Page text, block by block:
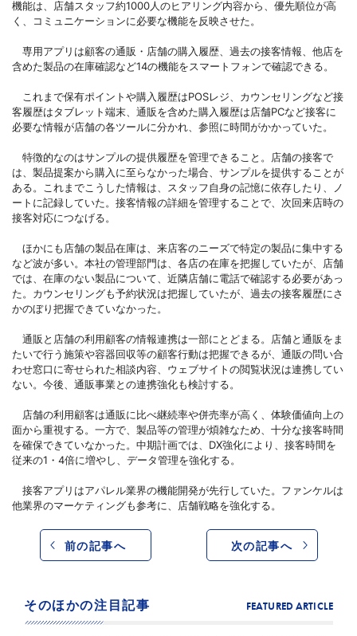
機能は、店舗スタッフ約1000人のヒアリング内容から、優先順位が高
く、コミュニケーションに必要な機能を反映させた。
専用アプリは顧客の通販・店舗の購入履歴、過去の接客情報、他店を
含めた製品の在庫確認など14の機能をスマートフォンで確認できる。
これまで保有ポイントや購入履歴はPOSレジ、カウンセリングなど接
客履歴はタブレット端末、通販を含めた購入履歴は店舗PCなど接客に
必要な情報が店舗の各ツールに分かれ、参照に時間がかかっていた。
特徴的なのはサンプルの提供履歴を管理できること。店舗の接客で
は、製品提案から購入に至らなかった場合、サンプルを提供することが
ある。これまでこうした情報は、スタッフ自身の記憶に依存したり、ノ
ートに記録していた。接客情報の詳細を管理することで、次回来店時の
接客対応につなげる。
ほかにも店舗の製品在庫は、来店客のニーズで特定の製品に集中する
など波が多い。本社の管理部門は、各店の在庫を把握していたが、店舗
では、在庫のない製品について、近隣店舗に電話で確認する必要があっ
た。カウンセリングも予約状況は把握していたが、過去の接客履歴にさ
かのぼり把握できていなかった。
通販と店舗の利用顧客の情報連携は一部にとどまる。店舗と通販をま
たいで行う施策や容器回収等の顧客行動は把握できるが、通販の問い合
わせ窓口に寄せられた相談内容、ウェブサイトの閲覧状況は連携してい
ない。今後、通販事業との連携強化も検討する。
店舗の利用顧客は通販に比べ継続率や併売率が高く、体験価値向上の
面から重視する。一方で、製品等の管理が煩雑なため、十分な接客時間
を確保できていなかった。中期計画では、DX強化により、接客時間を
従来の1・4倍に増やし、データ管理を強化する。
接客アプリはアパレル業界の機能開発が先行していた。ファンケルは
他業界のマーケティングも参考に、店舗戦略を強化する。
前の記事へ 次の記事へ
そのほかの注目記事 FEATURED ARTICLE